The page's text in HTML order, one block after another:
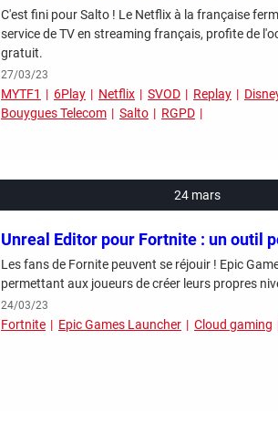
C'est fini pour Salto ! Le Netflix à la française
service de TV en streaming français, profite de
gratuit.
27/03/23
MYTF1 6Play Netflix SVOD Replay
Bouygues Telecom
Salto RGPD
24 mars
Unreal Editor pour Fortnite : un outil
Les fans de Fornite peuvent se réjouir ! Epic
permettant aux joueurs de créer leurs propres
24/03/23
Fortnite Epic Games Launcher Cloud gaming